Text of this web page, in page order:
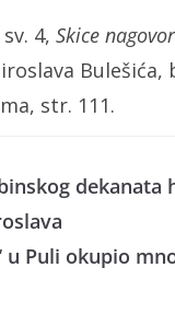
4, Skice
Bulešića,
str. 111.
dekanata
u Puli okupio